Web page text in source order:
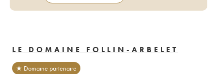
LE DOMAINE FOLLIN-ARBELET
★ Domaine partenaire